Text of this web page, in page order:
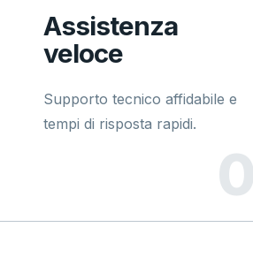
Assistenza
veloce
Supporto tecnico affidabile e
tempi di risposta rapidi.